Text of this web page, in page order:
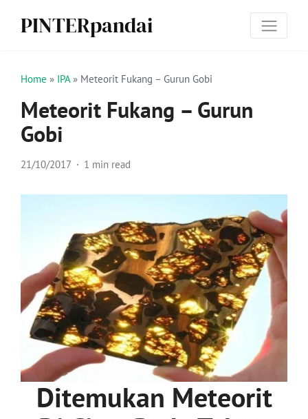
PINTERpandai
Home » IPA» Meteorit Fukang – Gurun Gobi
Meteorit Fukang – Gurun
Gobi
21/10/2017 1 min read
Ditemukan Meteorit